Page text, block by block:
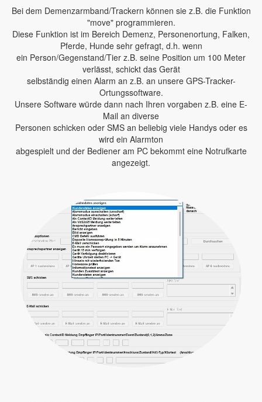
Bei dem Demenzarmband/Trackern können sie z.B. die Funktion
"move" programmieren.
Diese Funktion ist im Bereich Demenz, Personenortung, Falken,
Pferde, Hunde sehr gefragt, d.h. wenn
ein Person/Gegenstand/Tier z.B. seine Position um 100 Meter
verlässt, schickt das Gerät
selbständig einen Alarm an z.B. an unsere GPS-Tracker-
Ortungssoftware.
Unsere Software würde dann nach Ihren vorgaben z.B. eine E-
Mail an diverse
Personen schicken oder SMS an beliebig viele Handys oder es
wird ein Alarmton
abgespielt und der Bediener am PC bekommt eine Notrufkarte
angezeigt.